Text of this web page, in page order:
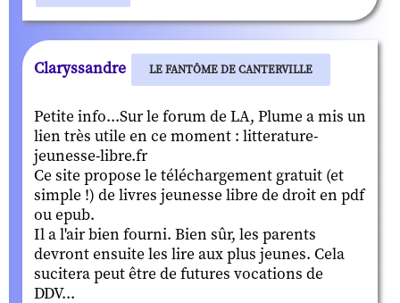
Claryssandre LE FANTÔME DE CANTERVILLE
Petite info...Sur le forum de LA, Plume a mis un
lien très utile en ce moment : litterature-
jeunesse-libre.fr
Ce site propose le téléchargement gratuit (et
simple !) de livres jeunesse libre de droit en pdf
ou epub.
Il a l'air bien fourni. Bien sûr, les parents
devront ensuite les lire aux plus jeunes. Cela
sucitera peut être de futures vocations de
DDV...